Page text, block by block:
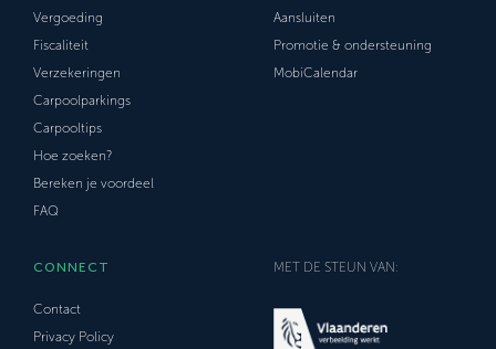
Vergoeding
Fiscaliteit
Verzekeringen
Carpoolparkings
Carpooltips
Hoe zoeken?
Bereken je voordeel
FAQ
Aansluiten
Promotie & ondersteuning
MobiCalendar
CONNECT
Contact
Privacy Policy
MET DE STEUN VAN: